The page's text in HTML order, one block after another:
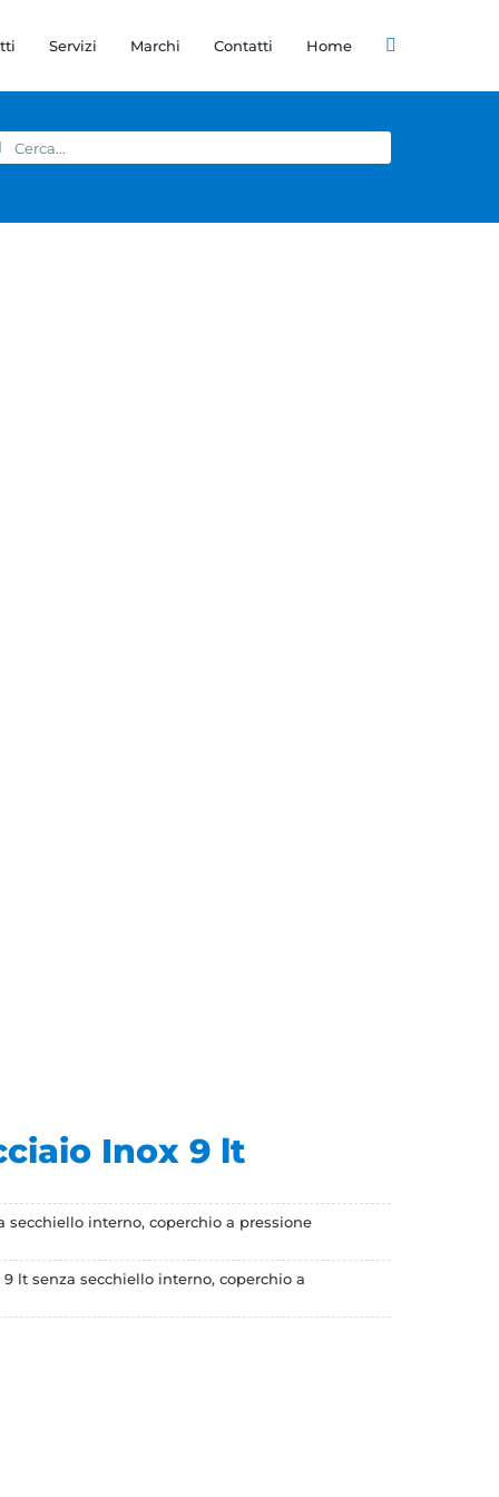
Servizi Marchi Contatti Home
Inox 9 lt
secchiello interno, coperchio a pressione
lt senza secchiello interno, coperchio a